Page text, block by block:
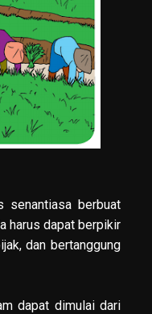
senantiasa berbuat
harus dapat berpikir
dan bertanggung
dapat dimulai dari